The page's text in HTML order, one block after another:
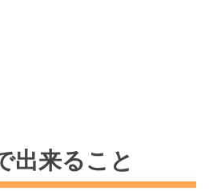
出来ること